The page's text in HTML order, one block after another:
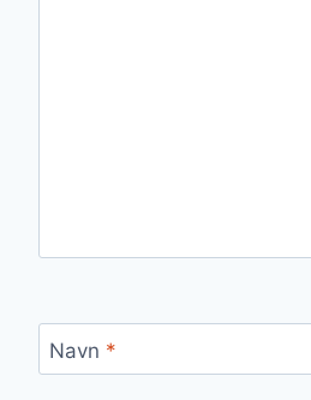
Navn *